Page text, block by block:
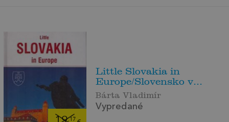
,17
Little Slovakia in
Europe/Slovensko v...
Bárta Vladimír
Vypredané